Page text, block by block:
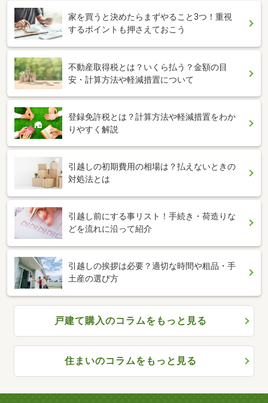
家を買うと決めたらまずやること3つ！重視
するポイントも押さえておこう
不動産取得税とは？いくら払う？金額の目
安・計算方法や軽減措置について
登録免許税とは？計算方法や軽減措置をわか
りやすく解説
引越しの初期費用の相場は？払えないときの
対処法とは
引越し前にする事リスト！手続き・荷造りな
どを流れに沿って紹介
引越しの挨拶は必要？適切な時間や粗品・手
土産の選び方
戸建て購入のコラムをもっと見る
住まいのコラムをもっと見る